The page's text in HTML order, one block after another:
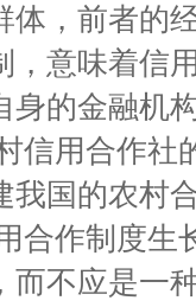
体，前者的
，意味着信
身的金融机
信用合作社
我国的农村
合作制度生
而不应是一